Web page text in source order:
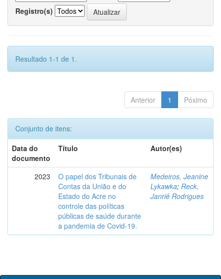
Registro(s)
Resultado 1-1 de 1.
Anterior 1 Póximo
Conjunto de itens:
Data do
documento
Título Autor(es)
2023
O papel dos Tribunais de
Contas da União e do
Estado do Acre no
controle das políticas
públicas de saúde durante
a pandemia de Covid-19.
Medeiros, Jeanine
Lykawka; Reck,
Janriê Rodrigues